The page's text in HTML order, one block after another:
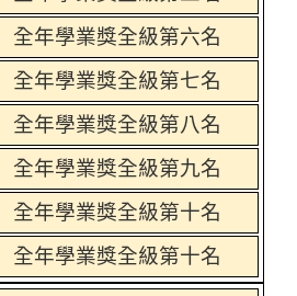
全年學業獎全級第六名
全年學業獎全級第七名
全年學業獎全級第八名
全年學業獎全級第九名
全年學業獎全級第十名
全年學業獎全級第十名